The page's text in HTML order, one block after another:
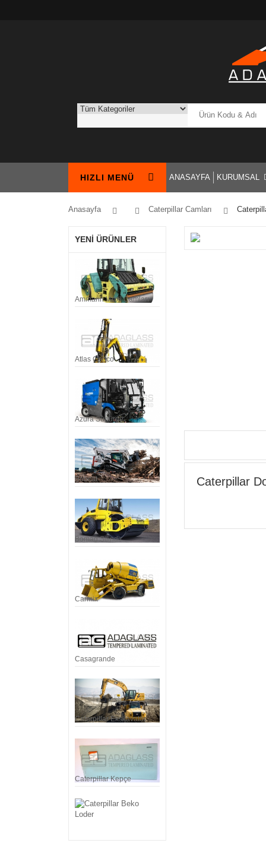
HIZLI MENÜ ANASAYFA KURUMSAL
Anasayfa Caterpillar Camları
YENİ ÜRÜNLER
Ammann Vabil Camları
Atlas Copco
Azura Süpürge
Bobcat
Bomag Silindir
Carmix
Casagrande
Caterpillar Ekskavatör
Caterpillar Kepçe
Caterpillar